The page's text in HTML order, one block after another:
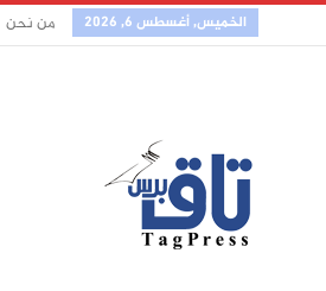
الخميس, أغسطس 6, 2026 من نحن